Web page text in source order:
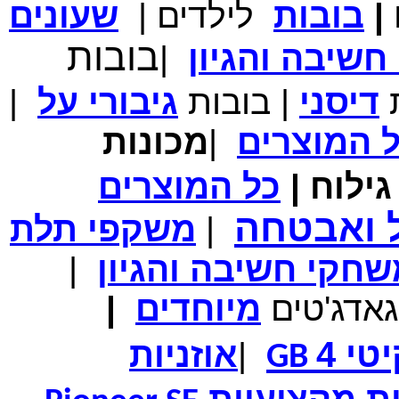
₪700.00 מחיר שוק
המחיר שלך
משלוח חינם
במבצע תיק לנשיאת מחשב נייד 10.1 אינץ' בצבע ורוד בעל
₪150.00 מחיר שוק
₪99.00 המחיר שלך
₪104.00 המחיר כולל משלוח :
נרתיק עור יוקרתי עבור אייפוד וידאו 60GB\80GB \שחור
| בובות לילדים |
שעונים
והגיון
|בובות
דיסני | בובות גיבורי על
|
המוצרים |מכונות
| כל המוצרים
ואבטחה | משקפי תלת
חשיבה והגיון
|
גאדג'טים מיוחדים |
4
GB
|אוזניות